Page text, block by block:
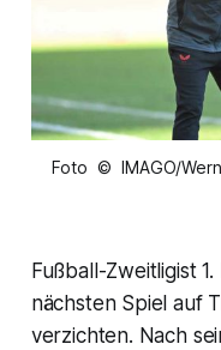
Foto © IMAGO/
Fußball-Zweitligist
nächsten Spiel auf
verzichten. Nach